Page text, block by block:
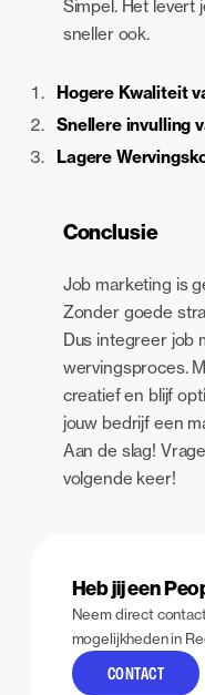
Simpel. Het levert
sneller ook.
Hogere Kwaliteit
Snellere invulling
Lagere
Conclusie
Job marketing is
Zonder goede
Dus integreer job
wervingsproces.
creatief en blijf
jouw bedrijf een
Aan de slag!
volgende keer!
Heb jij een
Neem direct
mogelijkheden in
CONTACT